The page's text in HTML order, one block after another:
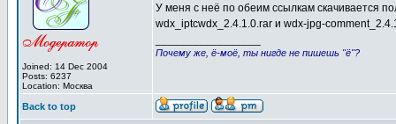
Joined: 14 Dec 2004
Posts: 6237
Location: Москва
У меня с неё по обеим ссылкам скачивается
wdx_iptcwdx_2.4.1.0.rar и wdx-jpg-
Почему же, ё-моё, ты нигде не пишешь "ё"?
Back to top